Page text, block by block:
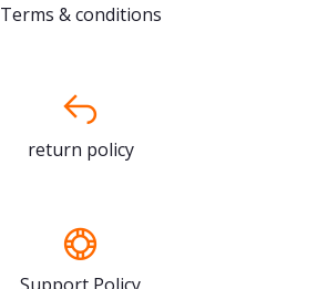
Terms & conditions
return policy